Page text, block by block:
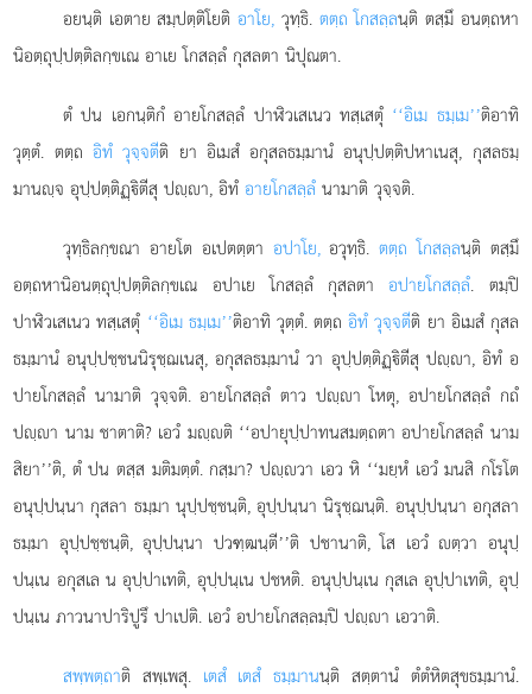
อยนฺติ เอตาย สมฺปตฺติโยติอาโย, วุทฺธิ. ตตฺถ โกสลฺลนฺติ ตสฺมึ อนตฺถหา
นิอตฺถุปฺปตฺติลกฺขเณ อาเย โกสลฺลํ กุสลตา นิปุณตา.
ตํปน เอกนฺติกํ อายโกสลฺลํ ปาฬิวเสเนว ทสฺเสตุํ ‘‘อิเม ธมฺเม’’ติอาทิ
วุตฺตํ. ตตฺถ อิทํ วุจฺจตีติ ยา อิเมสํ อกุสลธมฺมานํ อนุปฺปตฺติปหาเนสุ, กุสลธมฺ
มานฺจ อุปฺปตฺติฏฺิตีสุ ปฺา, อิทํอายโกสลฺลํ นามาติ วุจฺจติ.
วุทฺธิลกฺขณา อายโต อเปตตฺตา อปาโย,อวุทฺธิ.ตตฺถ โกสลฺลนฺติ ตสฺมึ
อตฺถหานิอนตฺถุปฺปตฺติลกฺขเณ อปาเย โกสลฺลํ กุสลตาอปายโกสลฺลํ. ตมฺปิ
ปาฬิวเสเนว ทสฺเสตุํ ‘‘อิเม ธมฺเม’’ติอาทิ วุตฺตํ. ตตฺถอิทํ วุจฺจตีติ ยา อิเมสํ กุสล
ธมฺมานํ อนุปฺปชฺชนนิรุชฺฌเนสุ, อกุสลธมฺมานํ วา อุปฺปตฺติฏฺิตีสุ ปฺา, อิทํ อ
ปายโกสลฺลํ นามาติ วุจฺจติ. อายโกสลฺลํ ตาว ปฺา โหตุ, อปายโกสลฺลํ กถํ
ปฺา นาม ชาตาติ? เอวํ มฺติ ‘‘อปายุปฺปาทนสมตฺถตา อปายโกสลฺลํ นาม
สิยา’’ติ, ตํ ปน ตสฺส มติมตฺตํ. กสฺมา? ปฺวา เอว หิ ‘‘มยฺหํ เอวํ มนสิ กโรโต
อนุปฺปนฺนา กุสลา ธมฺมา นุปฺปชฺชนฺติ, อุปฺปนฺนานิรุชฺฌนฺติ. อนุปฺปนฺนา อกุสลา
ธมฺมา อุปฺปชฺชนฺติ, อุปฺปนฺนา ปวฑฺฒนฺตี’’ติ ปชานาติ, โส เอวํ ตฺวา อนุปฺ
ปนฺเน อกุสเล น อุปฺปาเทติ, อุปฺปนฺเน ปชหติ. อนุปฺปนฺเน กุสเล อุปฺปาเทติ, อุปฺ
ปนฺเน ภาวนาปาริปูรึ ปาเปติ. เอวํ อปายโกสลฺลมฺปิ ปฺา เอวาติ.
สพฺพตฺถาติ สพฺเพสุ. เตสํ เตสํ ธมฺมานนฺติ สตฺตานํ ตํตํหิตสุขธมฺมานํ.